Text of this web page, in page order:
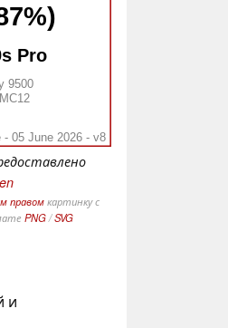
Pro
9500
- 05 June 2026 - v8
правомкартинку с
PNG/SVG
и